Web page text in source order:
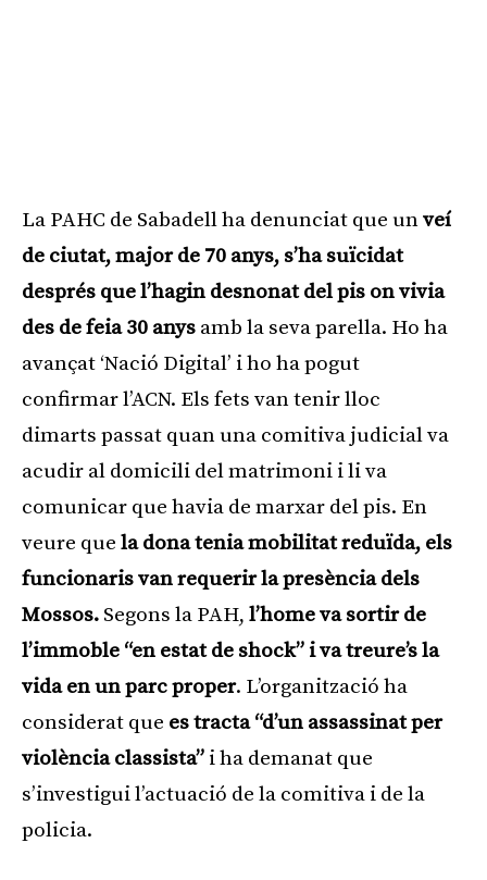
La PAHC de Sabadell ha denunciat que unveí
de ciutat, major de 70 anys, s’ha suïcidat
després que l’hagin desnonat del pis on vivia
des de feia 30 anys amb la seva parella. Ho ha
avançat ‘Nació Digital’ i ho ha pogut
confirmar l’ACN. Els fets van tenir lloc
dimarts passat quan una comitiva judicial va
acudir al domicili del matrimoni i li va
comunicar que havia de marxar del pis. En
veure que la dona tenia mobilitat reduïda, els
funcionaris van requerir la presència dels
Mossos. Segons la PAH, l’home va sortir de
l’immoble “en estat de shock” i va treure’s la
vida en un parc proper. L’organització ha
considerat que es tracta “d’un assassinat per
violència classista” i ha demanat que
s’investigui l’actuació de la comitiva i de la
policia.